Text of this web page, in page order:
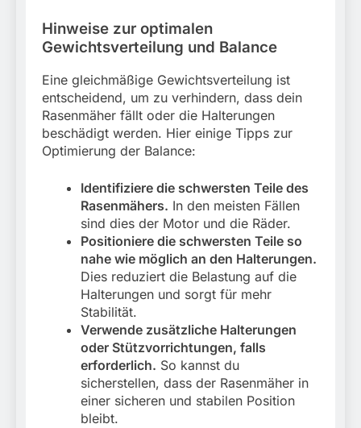
Hinweise zur optimalen
Gewichtsverteilung und Balance
Eine gleichmäßige Gewichtsverteilung ist
entscheidend, um zu verhindern, dass dein
Rasenmäher fällt oder die Halterungen
beschädigt werden. Hier einige Tipps zur
Optimierung der Balance:
Identifiziere die schwersten Teile des
Rasenmähers. In den meisten Fällen
sind dies der Motor und die Räder.
Positioniere die schwersten Teile so
nahe wie möglich an den Halterungen.
Dies reduziert die Belastung auf die
Halterungen und sorgt für mehr
Stabilität.
Verwende zusätzliche Halterungen
oder Stützvorrichtungen, falls
erforderlich. So kannst du
sicherstellen, dass der Rasenmäher in
einer sicheren und stabilen Position
bleibt.